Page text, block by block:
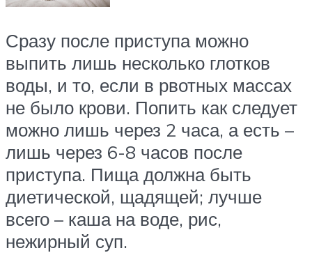
Сразу после приступа можно
выпить лишь несколько глотков
воды, и то, если в рвотных массах
не было крови. Попить как следует
можно лишь через 2 часа, а есть –
лишь через 6-8 часов после
приступа. Пища должна быть
диетической, щадящей; лучше
всего – каша на воде, рис,
нежирный суп.